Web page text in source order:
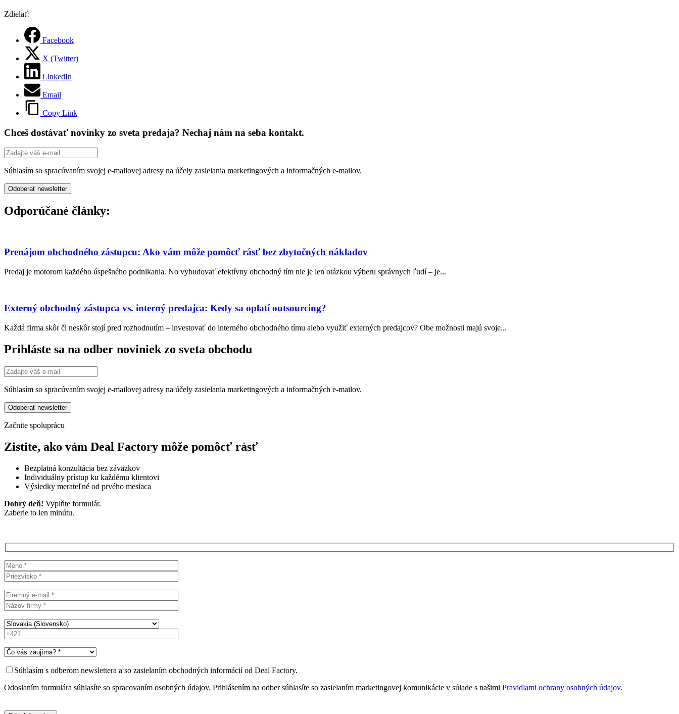
Zdielať:
Facebook
X (Twitter)
LinkedIn
Email
Copy Link
Chceš dostávať novinky zo sveta predaja? Nechaj nám na seba kontakt.
Súhlasím so spracúvaním svojej e-mailovej adresy na účely zasielania marketingových a informačných e-mailov.
Odporúčané články:
Prenájom obchodného zástupcu: Ako vám môže pomôcť rásť bez zbytočných nákladov
Predaj je motorom každého úspešného podnikania. No vybudovať efektívny obchodný tím nie je len otázkou výberu správnych ľudí – je...
Externý obchodný zástupca vs. interný predajca: Kedy sa oplatí outsourcing?
Každá firma skôr či neskôr stojí pred rozhodnutím – investovať do interného obchodného tímu alebo využiť externých predajcov? Obe možnosti majú svoje...
Prihláste sa na odber noviniek zo sveta obchodu
Súhlasím so spracúvaním svojej e-mailovej adresy na účely zasielania marketingových a informačných e-mailov.
Začnite spoluprácu
Zistite, ako vám Deal Factory môže pomôcť rásť
Bezplatná konzultácia bez záväzkov
Individuálny prístup ku každému klientovi
Výsledky merateľné od prvého mesiaca
Dobrý deň! Vyplňte formulár.
Zaberie to len minútu.
Súhlasím s odberom newslettera a so zasielaním obchodných informácií od Deal Factory.
Odoslaním formulára súhlasíte so spracovaním osobných údajov. Prihlásením na odber súhlasíte so zasielaním marketingovej komunikácie v súlade s našimi Pravidlami ochrany osobných údajov.